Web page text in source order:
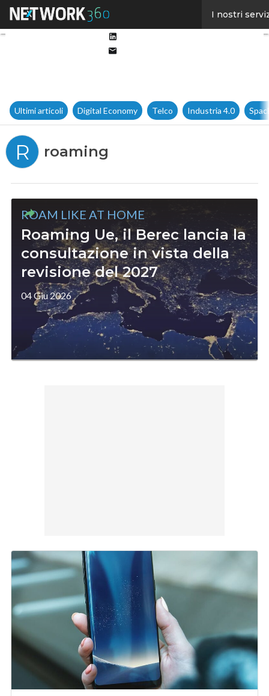
I nostri
Ultimi articoli Digital Economy Telco Industria 4.0
R roaming
ROAM LIKE AT HOME
Roaming Ue, il Berec lancia la
consultazione in vista della
revisione del 2027
04 Giu 2026